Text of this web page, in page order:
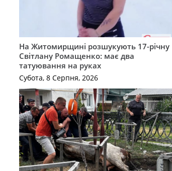
На Житомирщині розшукують 17-річну
Світлану Ромащенко: має два
татуювання на руках
Субота, 8 Серпня, 2026